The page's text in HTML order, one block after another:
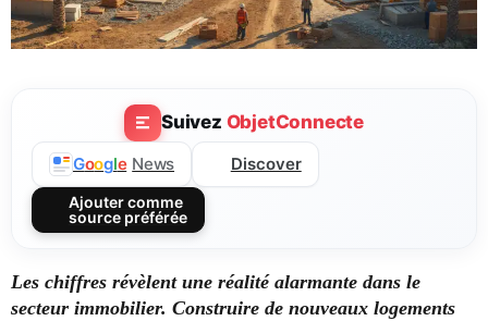
Suivez ObjetConnecte
Google News Discover
Ajouter comme
source préférée
Les chiffres révèlent une réalité alarmante dans le
secteur immobilier. Construire de nouveaux logements